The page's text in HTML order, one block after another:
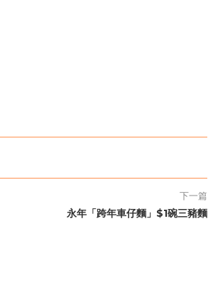
下一篇
永年「跨年車仔麵」$1碗三豬麵